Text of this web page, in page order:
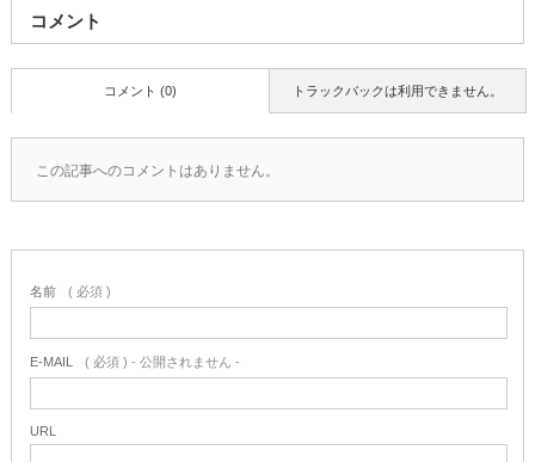
コメント
トラックバックは利用できません。
コメント (0)
この記事へのコメントはありません。
名前 ( 必須 )
E-MAIL ( 必須 ) - 公開されません -
URL